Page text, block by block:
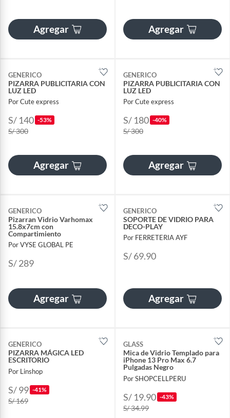
Agregar Agregar
GENERICO
PIZARRA PUBLICITARIA CON
LUZ LED
Por Cute express
S/ 140 -53%
S/ 300
Agregar
GENERICO
PIZARRA PUBLICITARIA CON
LUZ LED
Por Cute express
S/ 180 -40%
S/ 300
Agregar
GENERICO
Pizarran Vidrio Varhomax
15.8x7cm con
Compartimiento
Por VYSE GLOBAL PE
S/ 289
Agregar
GENERICO
SOPORTE DE VIDRIO PARA
DECO-PLAY
Por FERRETERIA AYF
S/ 69.90
Agregar
GENERICO
PIZARRA MÁGICA LED
ESCRITORIO
Por Linshop
S/ 99 -41%
S/ 169
GLASS
Mica de Vidrio Templado para
iPhone 13 Pro Max 6.7
Pulgadas Negro
Por SHOPCELLPERU
S/ 19.90 -43%
S/ 34.99